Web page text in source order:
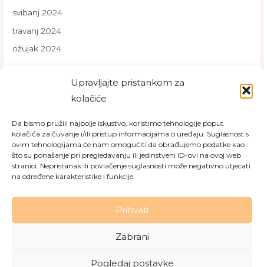
Upravljajte pristankom za
kolačiće
Da bismo pružili najbolje iskustvo, koristimo tehnologije poput
kolačića za čuvanje i/ili pristup informacijama o uređaju. Suglasnost s
ovim tehnologijama će nam omogućiti da obrađujemo podatke kao
što su ponašanje pri pregledavanju ili jedinstveni ID-ovi na ovoj web
stranici. Nepristanak ili povlačenje suglasnosti može negativno utjecati
na određene karakteristike i funkcije.
Prihvati
Zabrani
Pogledaj postavke
svibanj 2024
travanj 2024
ožujak 2024
Novosti
Projekti
Uncategorized
privatnosti |Politika kolačića